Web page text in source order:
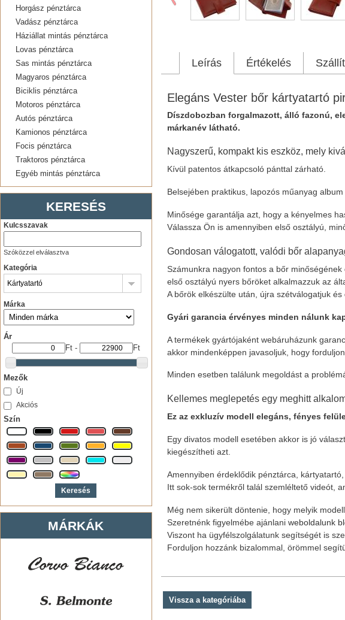
Horgász pénztárca
Vadász pénztárca
Háziállat mintás pénztárca
Lovas pénztárca
Sas mintás pénztárca
Magyaros pénztárca
Biciklis pénztárca
Motoros pénztárca
Autós pénztárca
Kamionos pénztárca
Focis pénztárca
Traktoros pénztárca
Egyéb mintás pénztárca
KERESÉS
Kulcsszavak
Szóközzel elválasztva
Kategória
Márka
Ár
Ft - Ft
Mezők
Új
Akciós
Szín
MÁRKÁK
Leírás Értékelés
Elegáns Vester bőr kártyatartó
Díszdobozban forgalmazott, álló fazonú,
márkanév látható.
Nagyszerű, kompakt kis eszköz, mely
Kívül patentos átkapcsoló pánttal zárható.
Belsejében praktikus, lapozós műanyag
Minősége garantálja azt, hogy a kényelmes
Válassza Ön is amennyiben első osztályú,
Gondosan válogatott, valódi bőr
Számunkra nagyon fontos a bőr
első osztályú nyers bőröket alkalmazzuk az
A bőrök elkészülte után, újra szétválogatjuk
Gyári garancia érvényes minden nálunk
A termékek gyártójaként webáruházunk
akkor mindenképpen javasoljuk, hogy
Minden esetben találunk megoldást a
Kellemes meglepetés egy meghitt
Ez az exkluzív modell elegáns, fényes
Egy divatos modell esetében akkor is jó
kiegészítheti azt.
Amennyiben érdeklődik pénztárca,
Itt sok-sok termékről talál szemléltető videót,
Még nem sikerült döntenie, hogy melyik
Szeretnénk figyelmébe ajánlani weboldalunk
Viszont ha ügyfélszolgálatunk segítségét is
Forduljon hozzánk bizalommal, örömmel
Vissza a kategóriába